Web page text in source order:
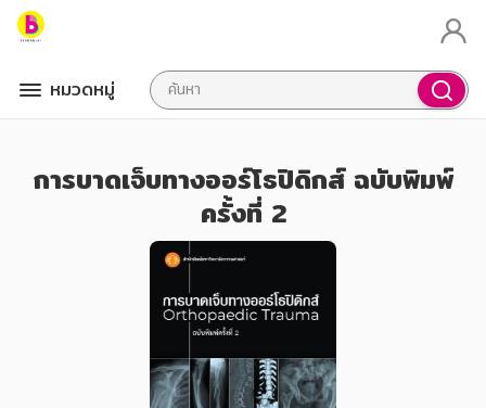
หมวดหมู่
การบาดเจ็บทางออร์โธปิดิกส์ ฉบับพิมพ์
ครั้งที่ 2